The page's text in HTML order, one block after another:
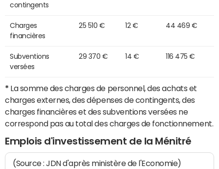
contingents
Charges
financières
25 510 € 12 € 44 469 €
Subventions
versées
29 370 € 14 € 116 475 €
* La somme des charges de personnel, des achats et
charges externes, des dépenses de contingents, des
charges financières et des subventions versées ne
correspond pas au total des charges de fonctionnement.
Emplois d'investissement de la Ménitré
(Source : JDN d'après ministère de l'Economie)